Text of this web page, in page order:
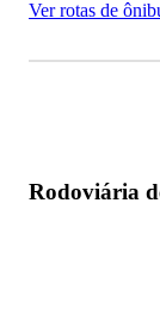
Ver rotas de
Rodoviária